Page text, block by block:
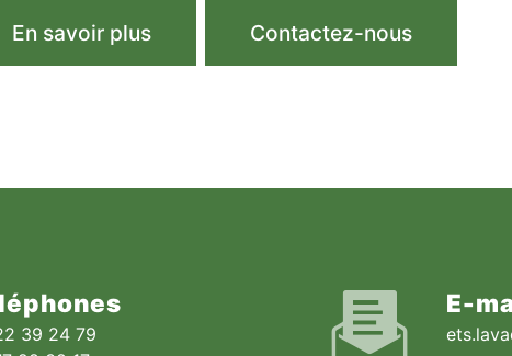
En savoir plus Contactez-nous
39 24 79
E-